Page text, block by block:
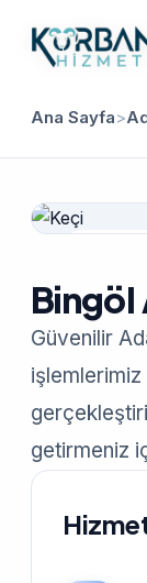
Ana Sayfa>
Bingöl
Güvenilir
getirmeniz